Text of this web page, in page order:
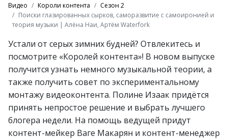
Видео Короли контента
Сезон 2
Поиски глазированных сырков, саморазвитие с самоиронией и
теория музыки | Алёна Наи, Артём Waterfork
Устали от серых зимних будней? Отвлекитесь и
посмотрите «Королей контента»! В новом выпуске
получится узнать немного музыкальной теории, а
также получить совет по экспериментальному
монтажу видеоконтента. Полине Изаак придётся
принять непростое решение и выбрать лучшего
блогера недели. На помощь ведущей придут
контент-мейкер Ваге Макарян и контент-менеджер